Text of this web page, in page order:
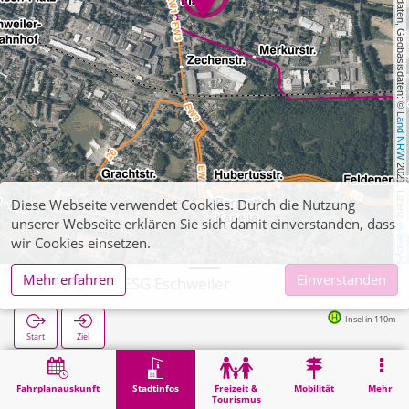
, Kartendaten, Geobasisdaten: ©
Land NRW
2021, Lizenz
dl-de/by-2-0
Fahrplanauskunft Stadtinfos
Freizeit &
Tourismus
Mobilität Mehr
Eschweiler, ESG Eschweiler
Start Ziel
Insel in 110m
Stadtinfos Eschweiler, ESG Eschweiler
Diese Webseite verwendet Cookies. Durch die Nutzung
unserer Webseite erklären Sie sich damit einverstanden, dass
wir Cookies einsetzen.
Mehr erfahren
Einverstanden